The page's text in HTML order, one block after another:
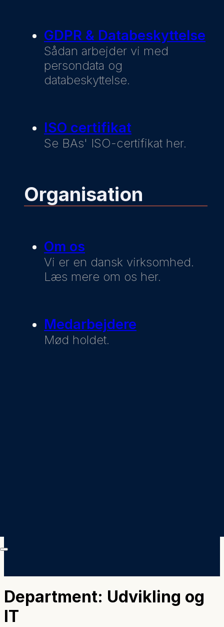
GDPR & Databeskyttelse
Sådan arbejder vi med
persondata og
databeskyttelse.
ISO certifikat
Se BAs' ISO-certifikat her.
Organisation
Om os
Vi er en dansk virksomhed.
Læs mere om os her.
Medarbejdere
Mød holdet.
Department: Udvikling og
IT